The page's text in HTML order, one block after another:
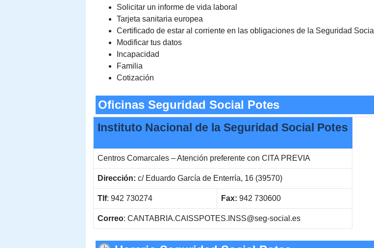
Solicitar un informe de vida laboral
Tarjeta sanitaria europea
Certificado de estar al corriente en las obligaciones de la Seguridad Social
Modificar tus datos
Incapacidad
Familia
Cotización
Oficinas Seguridad Social Potes
Instituto Nacional de la Seguridad Social Potes
Centros Comarcales – Atención preferente con CITA PREVIA
Dirección: c/ Eduardo García de Enterría, 16 (39570)
Tlf: 942 730274 Fax: 942 730600
Correo: CANTABRIA.CAISSPOTES.INSS@seg-social.es